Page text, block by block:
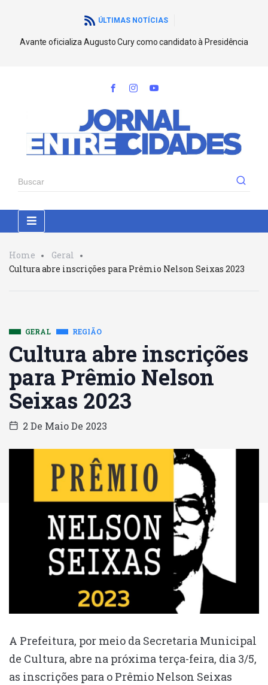
ÚLTIMAS NOTÍCIAS
Avante oficializa Augusto Cury como candidato à Presidência
Home
Geral
Cultura abre inscrições para Prêmio Nelson Seixas 2023
GERAL REGIÃO
Cultura abre inscrições
para Prêmio Nelson
Seixas 2023
2 De Maio De 2023
A Prefeitura, por meio da Secretaria Municipal
de Cultura, abre na próxima terça-feira, dia 3/5,
as inscrições para o Prêmio Nelson Seixas